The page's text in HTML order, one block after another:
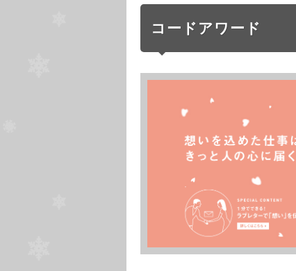
コードアワード